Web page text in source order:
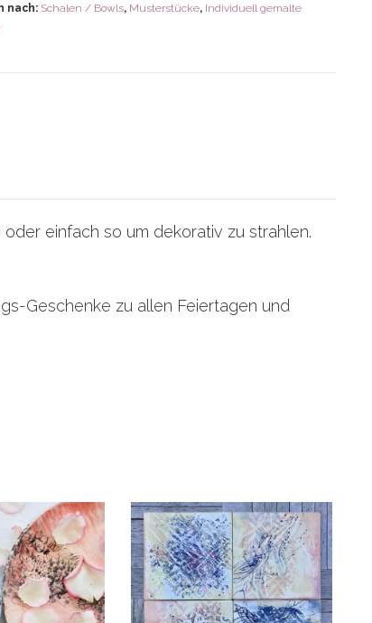
nach: Schalen / Bowls, Musterstücke, Individuell gemalte
einfach so um dekorativ zu strahlen.
Geschenke zu allen Feiertagen und